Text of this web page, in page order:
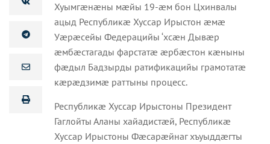
Хуымгæнæны мæйы 19-æм бон Цхинвалы
ацыд Республикæ Хуссар Ирыстон æмæ
Уæрæсейы Федерацийы ‘хсæн Дывæр
æмбæстагады фарстатæ æрбæстон кæныны
фæдыл Бадзырды ратификацийы грамотатæ
кæрæдзимæ раттыны процесс.
Республикæ Хуссар Ирыстоны Президент
Гаглойты Аланы хайадистæй, Республикæ
Хуссар Ирыстоны Фæсарæйнаг хъуыддæгты